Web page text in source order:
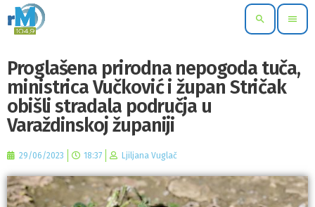
search menu
Proglašena prirodna nepogoda tuča,
ministrica Vučković i župan Stričak
obišli stradala područja u
Varaždinskoj županiji
29/06/2023 18:37 Ljiljana Vuglač